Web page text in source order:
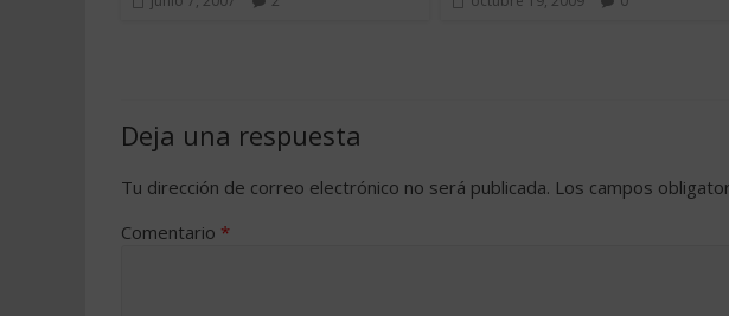
Deja una respuesta
Tu dirección de correo electrónico no será publicada. Los campos
Comentario *